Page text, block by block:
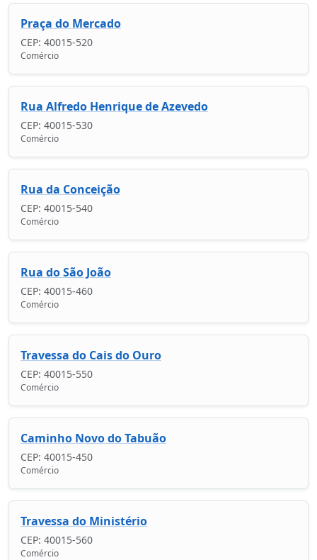
Praça do Mercado
CEP: 40015-520
Comércio
Rua Alfredo Henrique de Azevedo
CEP: 40015-530
Comércio
Rua da Conceição
CEP: 40015-540
Comércio
Rua do São João
CEP: 40015-460
Comércio
Travessa do Cais do Ouro
CEP: 40015-550
Comércio
Caminho Novo do Tabuão
CEP: 40015-450
Comércio
Travessa do Ministério
CEP: 40015-560
Comércio